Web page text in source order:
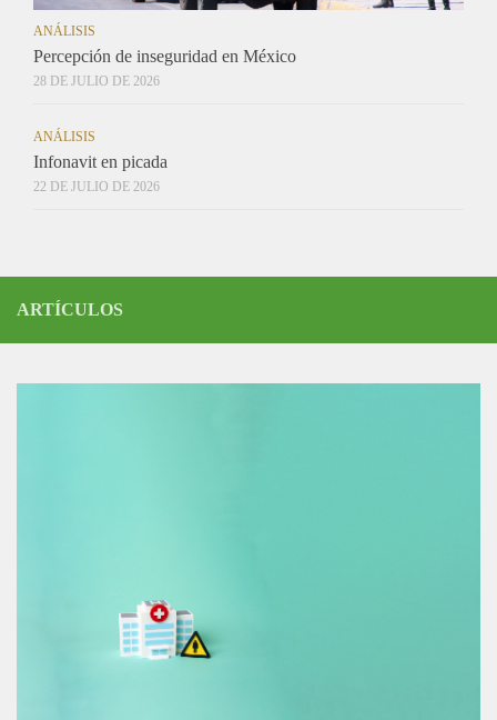
ANÁLISIS
Percepción de inseguridad en México
28 DE JULIO DE 2026
ANÁLISIS
Infonavit en picada
22 DE JULIO DE 2026
ARTÍCULOS